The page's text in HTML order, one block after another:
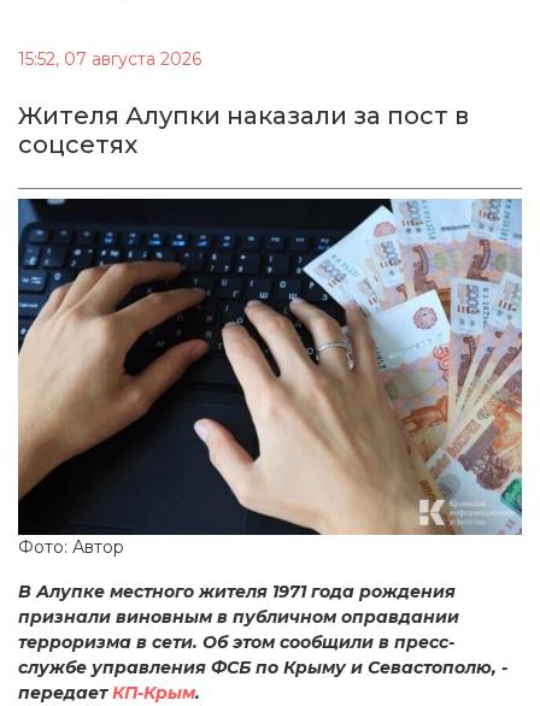
15:52, 07 августа 2026
Жителя Алупки наказали за пост в
соцсетях
Фото: Автор
В Алупке местного жителя 1971 года рождения
признали виновным в публичном оправдании
терроризма в сети. Об этом сообщили в пресс-
службе управления ФСБ по Крыму и Севастополю, -
передаетКП-Крым.